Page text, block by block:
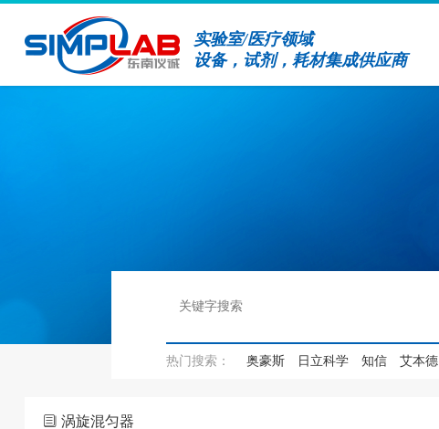
实验室/医疗领域
设备，试剂，耗材集成供应商
热门搜索： 奥豪斯 日立科学 知信 艾本德
涡旋混匀器